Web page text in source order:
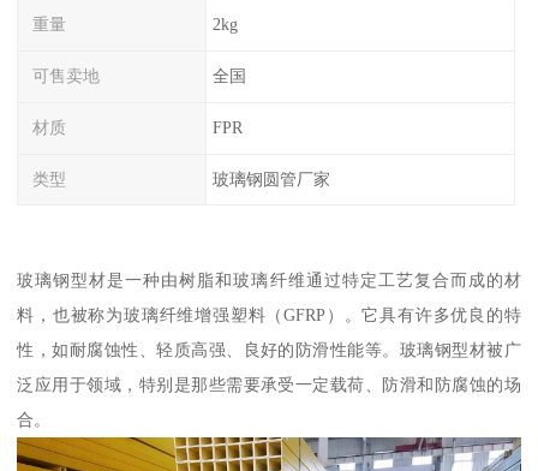
重量 2kg
可售卖地 全国
材质 FPR
类型 玻璃钢圆管厂家
玻璃钢型材是一种由树脂和玻璃纤维通过特定工艺复合而成的材
料，也被称为玻璃纤维增强塑料（GFRP）。它具有许多优良的特
性，如耐腐蚀性、轻质高强、良好的防滑性能等。玻璃钢型材被广
泛应用于领域，特别是那些需要承受一定载荷、防滑和防腐蚀的场
合。